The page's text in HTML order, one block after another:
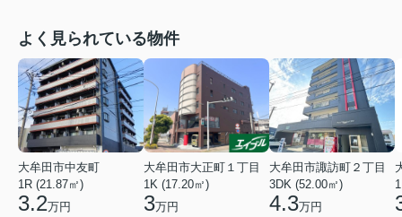
よく見られている物件
大牟田市中友町
1R (21.87㎡)
3.2万円
大牟田市大正町１丁目
1K (17.20㎡)
3万円
大牟田市諏訪町２丁目
3DK (52.00㎡)
4.3万円